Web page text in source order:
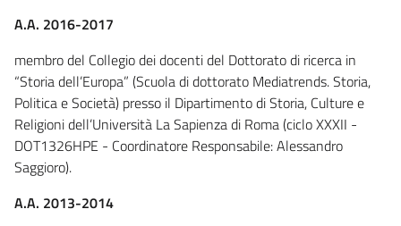
A.A. 2016-2017
membro del Collegio dei docenti del Dottorato di ricerca in
“Storia dell’Europa” (Scuola di dottorato Mediatrends. Storia,
Politica e Società) presso il Dipartimento di Storia, Culture e
Religioni dell’Università La Sapienza di Roma (ciclo XXXII -
DOT1326HPE - Coordinatore Responsabile: Alessandro
Saggioro).
A.A. 2013-2014